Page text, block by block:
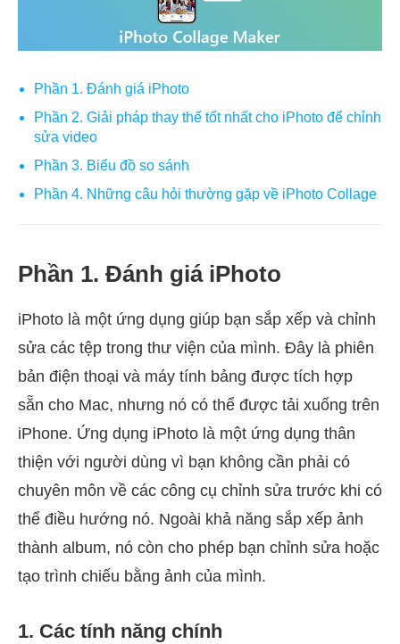
Phần 1. Đánh giá iPhoto
Phần 2. Giải pháp thay thế tốt nhất cho iPhoto để chỉnh
sửa video
Phần 3. Biểu đồ so sánh
Phần 4. Những câu hỏi thường gặp về iPhoto Collage
Phần 1. Đánh giá iPhoto
iPhoto là một ứng dụng giúp bạn sắp xếp và chỉnh
sửa các tệp trong thư viện của mình. Đây là phiên
bản điện thoại và máy tính bảng được tích hợp
sẵn cho Mac, nhưng nó có thể được tải xuống trên
iPhone. Ứng dụng iPhoto là một ứng dụng thân
thiện với người dùng vì bạn không cần phải có
chuyên môn về các công cụ chỉnh sửa trước khi có
thể điều hướng nó. Ngoài khả năng sắp xếp ảnh
thành album, nó còn cho phép bạn chỉnh sửa hoặc
tạo trình chiếu bằng ảnh của mình.
1. Các tính năng chính